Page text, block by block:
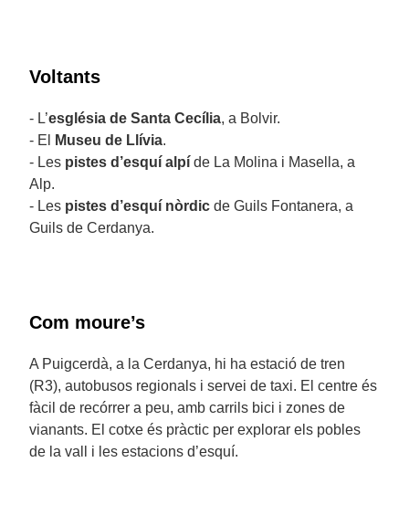
Voltants
- L’església de Santa Cecília, a Bolvir.
- El
Museu de Llívia.
- Les pistes d’esquí alpí de La Molina i Masella, a
Alp.
- Les pistes d’esquí nòrdic de Guils Fontanera, a
Guils de Cerdanya.
Com moure’s
A Puigcerdà, a la Cerdanya, hi ha estació de tren
(R3), autobusos regionals i servei de taxi. El centre és
fàcil de recórrer a peu, amb carrils bici i zones de
vianants. El cotxe és pràctic per explorar els pobles
de la vall i les estacions d’esquí.